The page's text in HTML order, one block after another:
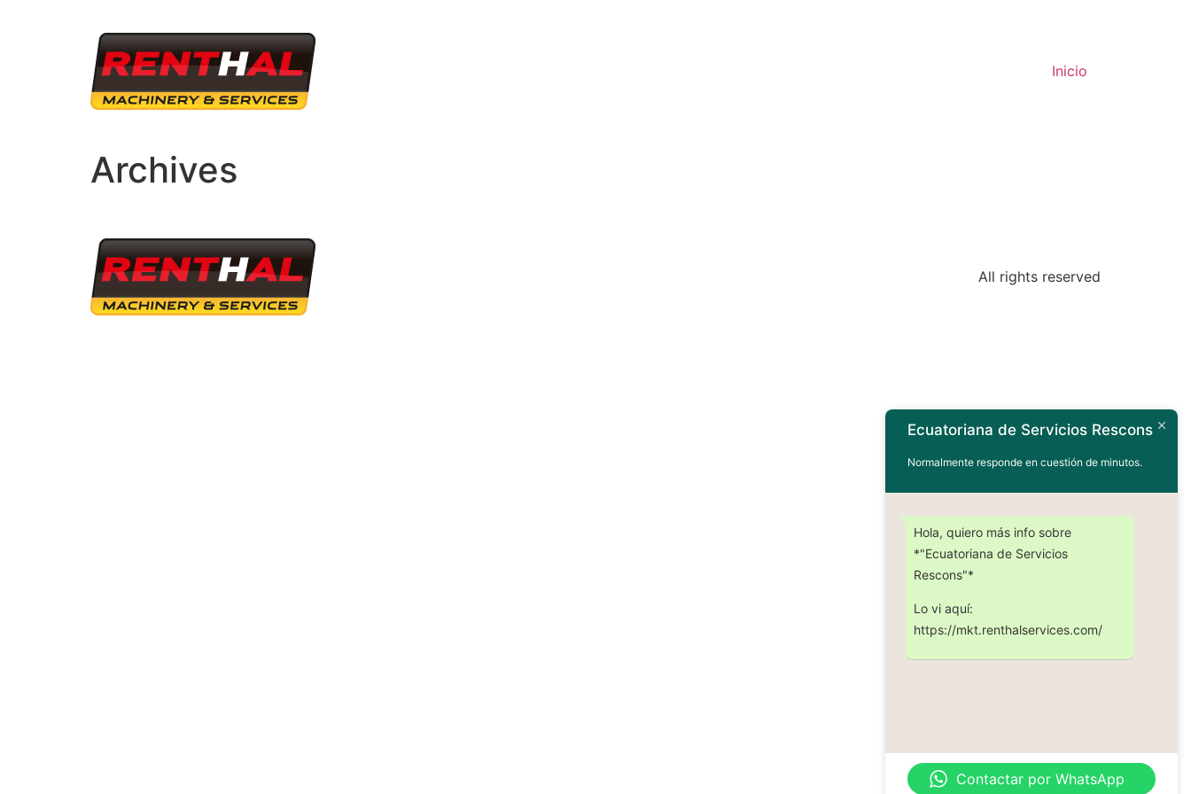
Inicio
Archives
All rights reserved
Ecuatoriana de Servicios Rescons
Normalmente responde en cuestión de minutos.
Hola, quiero más info sobre
*"Ecuatoriana de Servicios
Rescons"*
Lo vi aquí:
https://mkt.renthalservices.com/
Contactar por WhatsApp